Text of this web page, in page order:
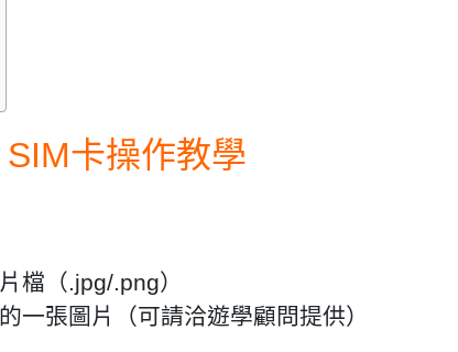
卡操作教學
檔 （.jpg/.png）
一張圖片（可請洽遊學顧問提供）